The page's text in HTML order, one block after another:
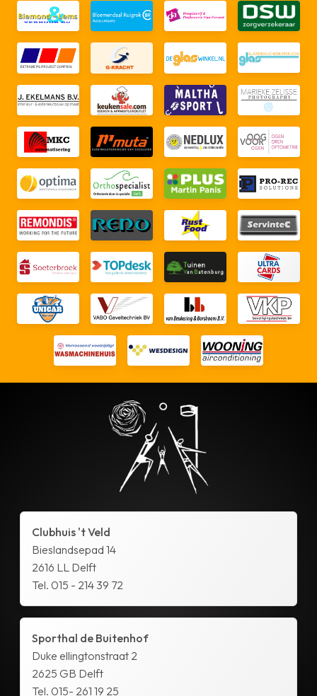
Clubhuis 't Veld
Bieslandsepad 14
2616 LL Delft
Tel. 015 - 214 39 72
Sporthal de Buitenhof
Duke ellingtonstraat 2
2625 GB Delft
Tel. 015- 261 19 25